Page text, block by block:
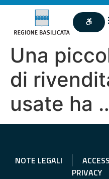
Una
di
usate ha
NOTE LEGALI
PRIVACY